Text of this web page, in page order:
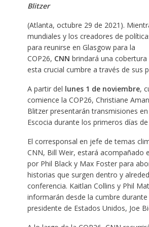
Blitzer
(Atlanta, octubre 29 de 2021).
mundiales y los creadores de
para reunirse en Glasgow para la
COP26, CNN brindará una
esta crucial cumbre a través de sus
A partir del lunes 1 de noviembre,
comience la COP26, Christiane
Blitzer presentarán transmisiones
Escocia durante los primeros días
El corresponsal en jefe de temas
CNN, Bill Weir, estará acompañado
por Phil Black y Max Foster para
historias que surgen dentro y
conferencia. Kaitlan Collins y Phil
informarán desde la cumbre durante
presidente de Estados Unidos, Joe